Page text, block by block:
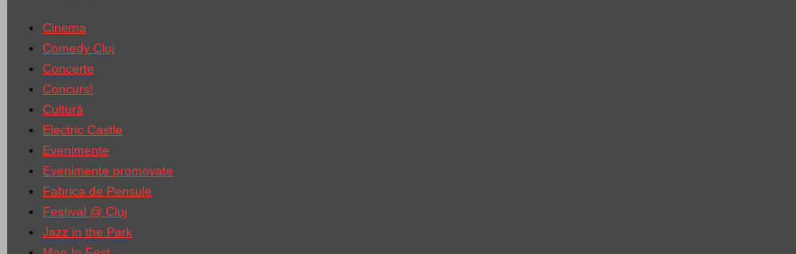
Cinema
Comedy Cluj
Concerte
Concurs!
Cultură
Electric Castle
Evenimente
Evenimente promovate
Fabrica de Pensule
Festival @ Cluj
Jazz in the Park